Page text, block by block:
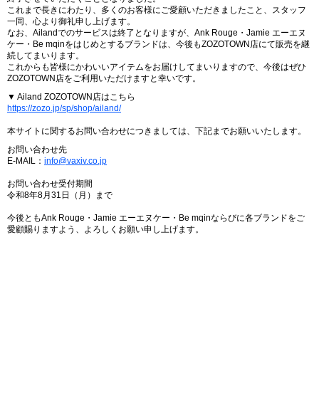
これまで長きにわたり、多くのお客様にご愛顧いただきましたこと、スタッフ
一同、心より御礼申し上げます。
なお、Ailandでのサービスは終了となりますが、Ank Rouge・Jamie エーエヌ
ケー・Be mqinをはじめとするブランドは、今後もZOZOTOWN店にて販売を継
続してまいります。
これからも皆様にかわいいアイテムをお届けしてまいりますので、今後はぜひ
ZOZOTOWN店をご利用いただけますと幸いです。
▼ Ailand ZOZOTOWN店はこちら
https://zozo.jp/sp/shop/ailand/
本サイトに関するお問い合わせにつきましては、下記までお願いいたします。
お問い合わせ先
E-MAIL： info@vaxiv.co.jp
お問い合わせ受付期間
令和8年8月31日（月）まで
今後ともAnk Rouge・Jamie エーエヌケー・Be mqinならびに各ブランドをご
愛顧賜りますよう、よろしくお願い申し上げます。